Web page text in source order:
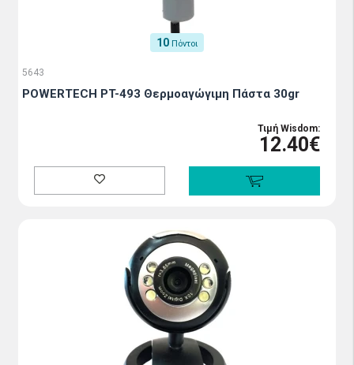
10 Πόντοι
5643
POWERTECH PT-493 Θερμοαγώγιμη Πάστα 30gr
Τιμή Wisdom:
12.40€